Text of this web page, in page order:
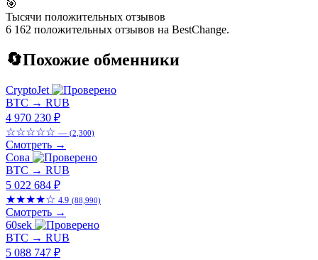
🎯
Тысячи положительных отзывов
6 162 положительных отзывов на BestChange.
🔄Похожие обменники
CryptoJet
BTC → RUB
4 970 230 ₽
☆☆☆☆☆ — (2,300)
Смотреть →
Сова
BTC → RUB
5 022 684 ₽
★★★★☆ 4.9 (88,990)
Смотреть →
60sek
BTC → RUB
5 088 747 ₽